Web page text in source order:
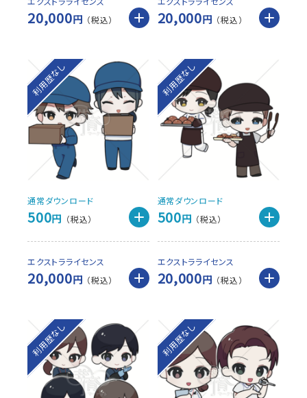
20,000円 20,000円
利用歴なし
通常ダウンロード
500円
エクストラライセンス
20,000円
利用歴なし
通常ダウンロード
500円
エクストラライセンス
20,000円
利用歴なし 利用歴なし